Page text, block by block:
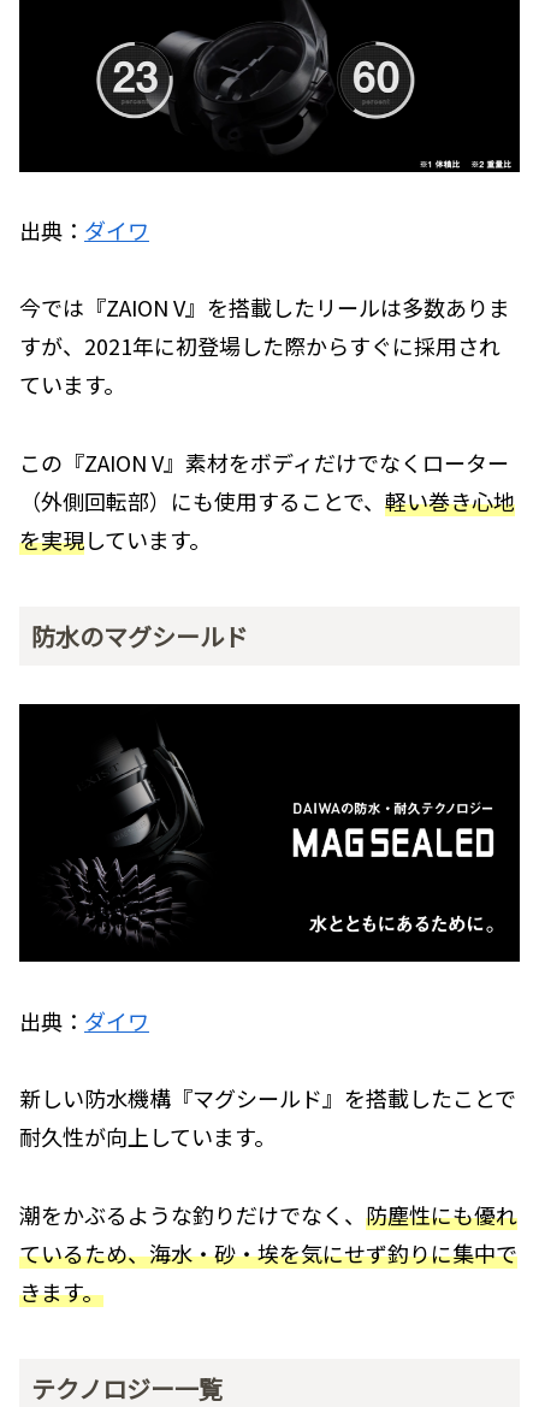
出典： ダイワ
今では『ZAION V』を搭載したリールは多数ありま
すが、2021年に初登場した際からすぐに採用され
ています。
この『ZAION V』素材をボディだけでなくローター
（外側回転部）にも使用することで、 軽い巻き心地
を実現しています。
防水のマグシールド
出典： ダイワ
新しい防水機構『マグシールド』を搭載したことで
耐久性が向上しています。
潮をかぶるような釣りだけでなく、 防塵性にも優れ
ているため、海水・砂・埃を気にせず釣りに集中で
きます。
テクノロジー一覧